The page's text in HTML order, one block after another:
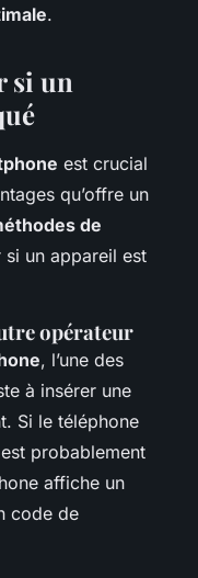
.
si un
est crucial
qu’offre un
de
si un appareil est
opérateur
, l’une des
à insérer une
Si le téléphone
probablement
affiche un
code de